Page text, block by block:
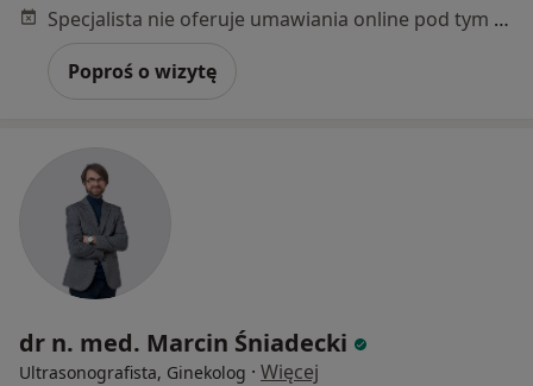
Specjalista nie oferuje umawiania online pod tym adresem.
Poproś o wizytę
dr n. med. Marcin Śniadecki
Ultrasonografista, Ginekolog · Więcej